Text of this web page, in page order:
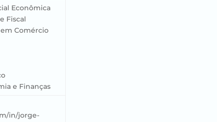
Econômica
Fiscal
Comércio
e Finanças
in/jorge-